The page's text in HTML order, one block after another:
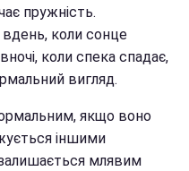
пружність.
вдень, коли сонце
коли спека спадає,
вигляд.
якщо воно
іншими
млявим